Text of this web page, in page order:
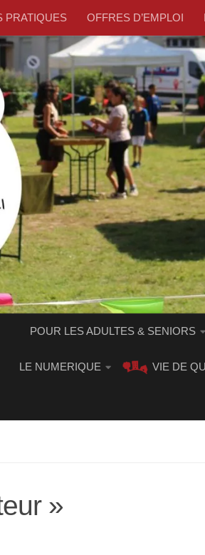
PRATIQUES OFFRES D’EMPLOI
POUR LES ADULTES & SENIORS
LE NUMERIQUE VIE DE
»